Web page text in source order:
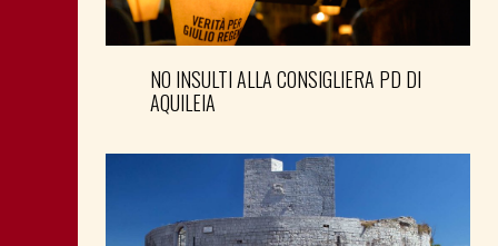
NO INSULTI ALLA CONSIGLIERA PD DI
AQUILEIA